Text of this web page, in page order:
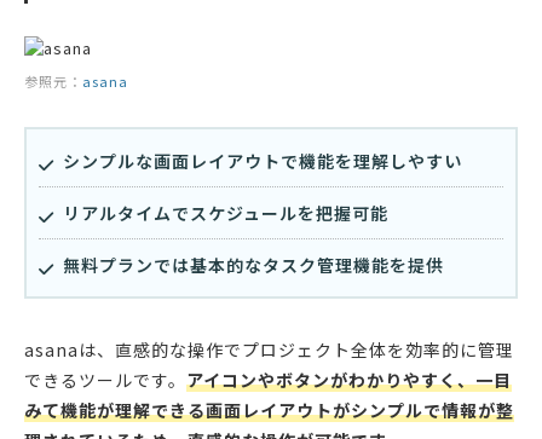
参照元： asana
シンプルな画面レイアウトで機能を理解しやすい
リアルタイムでスケジュールを把握可能
無料プランでは基本的なタスク管理機能を提供
asanaは、直感的な操作でプロジェクト全体を効率的に管理
できるツールです。 アイコンやボタンがわかりやすく、一目
みて機能が理解できる画面レイアウトがシンプルで情報が整